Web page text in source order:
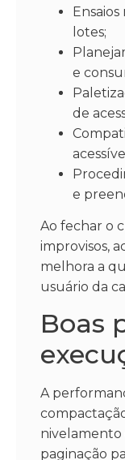
lotes;
e
de
e
Ao fechar o
improvisos,
melhora a
usuário da
Boas
A
nivelamento
paginação